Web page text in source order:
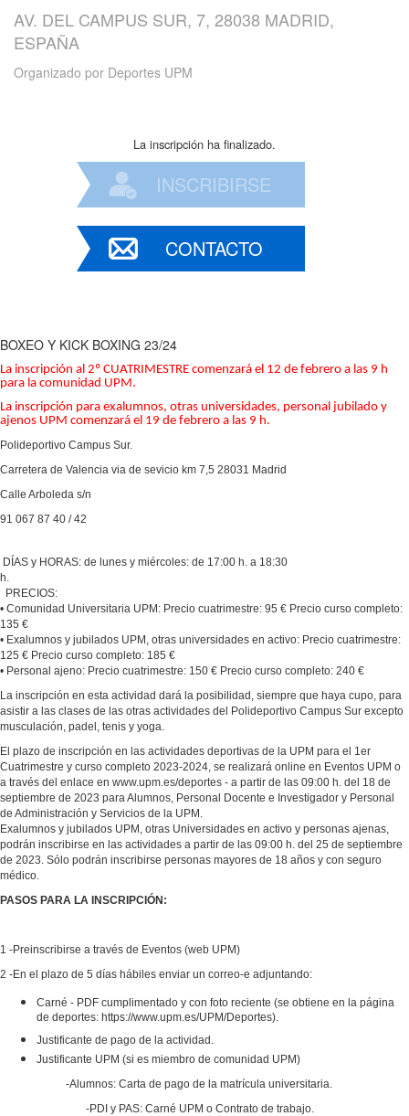
AV. DEL CAMPUS SUR, 7, 28038 MADRID,
ESPAÑA
Organizado por Deportes UPM
La inscripción ha finalizado.
INSCRIBIRSE
CONTACTO
BOXEO Y KICK BOXING 23/24
La inscripción al 2º CUATRIMESTRE comenzará el 12 de febrero a las 9 h
para la comunidad UPM.
La inscripción para exalumnos, otras universidades, personal jubilado y
ajenos UPM comenzará el 19 de febrero a las 9 h.
Polideportivo Campus Sur.
Carretera de Valencia via de sevicio km 7,5 28031 Madrid
Calle Arboleda s/n
91 067 87 40 / 42
DÍAS y HORAS: de lunes y miércoles: de 17:00 h. a 18:30
h.
PRECIOS:
• Comunidad Universitaria UPM: Precio cuatrimestre: 95 € Precio curso completo:
135 €
• Exalumnos y jubilados UPM, otras universidades en activo: Precio cuatrimestre:
125 € Precio curso completo: 185 €
• Personal ajeno: Precio cuatrimestre: 150 € Precio curso completo: 240 €
La inscripción en esta actividad dará la posibilidad, siempre que haya cupo, para
asistir a las clases de las otras actividades del Polideportivo Campus Sur excepto
musculación, padel, tenis y yoga.
El plazo de inscripción en las actividades deportivas de la UPM para el 1er
Cuatrimestre y curso completo 2023-2024, se realizará online en Eventos UPM o
a través del enlace en www.upm.es/deportes - a partir de las 09:00 h. del 18 de
septiembre de 2023 para Alumnos, Personal Docente e Investigador y Personal
de Administración y Servicios de la UPM.
Exalumnos y jubilados UPM, otras Universidades en activo y personas ajenas,
podrán inscribirse en las actividades a partir de las 09:00 h. del 25 de septiembre
de 2023. Sólo podrán inscribirse personas mayores de 18 años y con seguro
médico.
PASOS PARA LA INSCRIPCIÓN:
1 -Preinscribirse a través de Eventos (web UPM)
2 -En el plazo de 5 días hábiles enviar un correo-e adjuntando:
Carné - PDF cumplimentado y con foto reciente (se obtiene en la página
de deportes: https://www.upm.es/UPM/Deportes).
Justificante de pago de la actividad.
Justificante UPM (si es miembro de comunidad UPM)
-Alumnos: Carta de pago de la matrícula universitaria.
-PDI y PAS: Carné UPM o Contrato de trabajo.